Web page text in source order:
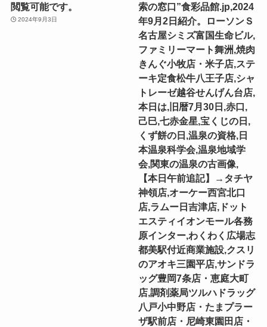
閲覧可能です。
2024年9月3日
索の窓口”食彩品館.jp,2024
年9月2日紹介。ローソンＳ
名古屋シミズ富国生命ビル,
ファミリーマート舞洲,焼肉
きんぐ小牧店・米子店,ステ
ーキ定食松牛八王子店,シャ
トレーゼ越谷せんげん台店,
本日は,旧暦7月30日,赤口,
己巳,七赤金星,宝くじの日,
くず餅の日,温泉の資格,日
本温泉科学会,温泉地域学
会,関東の温泉の古画像,
【本日午前追記】→タチヤ
神領店,オーケー西宮北口
店,ラムー日吉津店,ドット
エスティイオンモール各務
原インター,わくわく広場志
都美駅付近商業施設,クスリ
のアオキ三園平店,サンドラ
ッグ豊岡7条店・恵庭大町
店,調剤薬局ツルハドラッグ
八戸小中野店・たまプラー
ザ駅前店・尼崎東園田店・